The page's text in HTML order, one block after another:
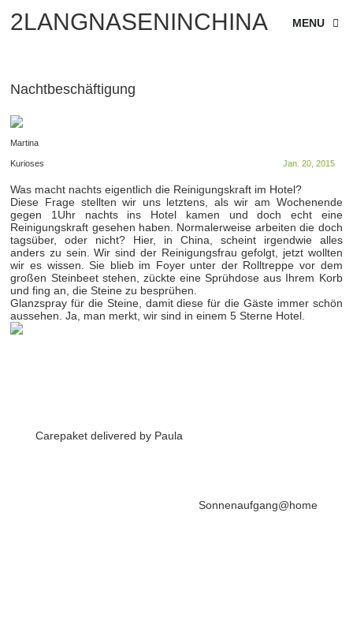
2LANGNASENINCHINA MENU
Nachtbeschäftigung
Martina
Jan. 20, 2015
Kurioses
Was macht nachts eigentlich die Reinigungskraft im Hotel?
Diese Frage stellten wir uns letztens, als wir am Wochenende
gegen 1Uhr nachts ins Hotel kamen und doch echt eine
Reinigungskraft gesehen haben. Normalerweise arbeiten die doch
tagsüber, oder nicht? Hier, in China, scheint irgendwie alles
anders zu sein. Wir sind der Reinigungsfrau gefolgt, jetzt wollten
wir es wissen. Sie blieb im Foyer unter der Rolltreppe vor dem
großen Steinbeet stehen, zückte eine Sprühdose aus Ihrem Korb
und fing an, die Steine zu besprühen.
Glanzspray für die Steine, damit diese für die Gäste immer schön
aussehen. Ja, man merkt, wir sind in einem 5 Sterne Hotel.
Carepaket delivered by Paula
Sonnenaufgang@home